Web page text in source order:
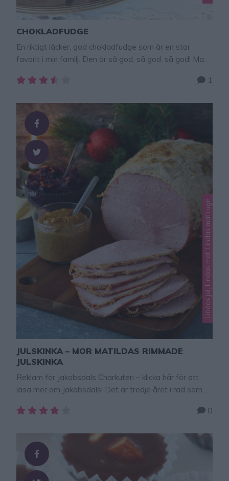
CHOKLADFUDGE
En riktigt läcker, god chokladfudge som är en stor
favorit i min familj. Den är så god, så god, så god! Man
TIPS! Följ mig gärna Lindas
här) så får du alltid alla nya recept direkt till ditt flöde!
Tips! Här hittar du massor av läckra …
1
Lindas jul, Lindas mat, Lindas mat i ugn
JULSKINKA – MOR MATILDAS RIMMADE
JULSKINKA
Reklam för Jakobsdals Charkuteri – klicka här för att
läsa mer om Jakobsdals! Det är tredje året i rad som vi
charkuteri hemma hos mig. Den godaste skinkan, en
tillaga! Skinkan ligger i en vakuumförpackad stekpåse
vilket innebär att man stoppar …
0